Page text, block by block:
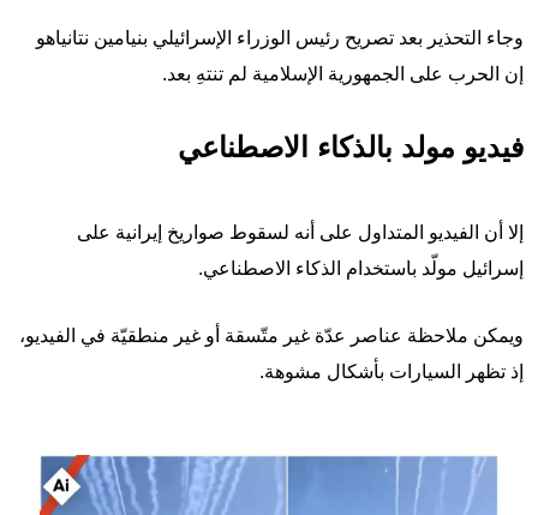
وجاء التحذير بعد تصريح رئيس الوزراء الإسرائيلي بنيامين نتانياهو
إن الحرب على الجمهورية الإسلامية لم تنتهِ بعد.
فيديو مولد بالذكاء الاصطناعي
إلا أن الفيديو المتداول على أنه لسقوط صواريخ إيرانية على
إسرائيل مولّد باستخدام الذكاء الاصطناعي.
ويمكن ملاحظة عناصر عدّة غير متّسقة أو غير منطقيّة في الفيديو،
إذ تظهر السيارات بأشكال مشوهة.
Image